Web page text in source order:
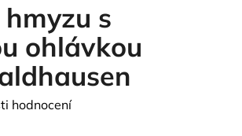
s
ohlávkou
hodnocení